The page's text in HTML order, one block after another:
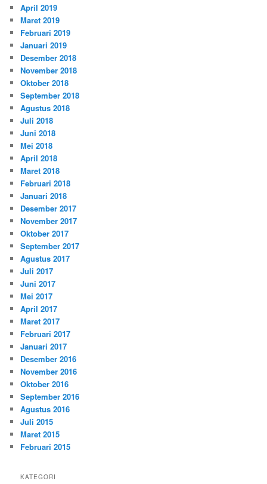
April 2019
Maret 2019
Februari 2019
Januari 2019
Desember 2018
November 2018
Oktober 2018
September 2018
Agustus 2018
Juli 2018
Juni 2018
Mei 2018
April 2018
Maret 2018
Februari 2018
Januari 2018
Desember 2017
November 2017
Oktober 2017
September 2017
Agustus 2017
Juli 2017
Juni 2017
Mei 2017
April 2017
Maret 2017
Februari 2017
Januari 2017
Desember 2016
November 2016
Oktober 2016
September 2016
Agustus 2016
Juli 2015
Maret 2015
Februari 2015
KATEGORI